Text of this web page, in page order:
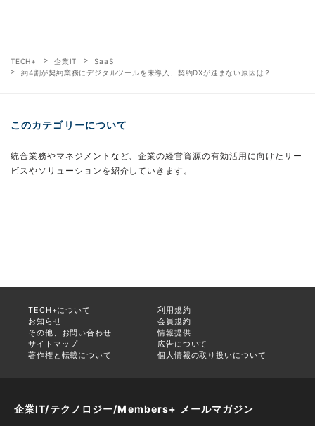
TECH+ 企業IT
SaaS
約4割が契約業務にデジタルツールを未導入、契約DXが進まない原因は？
このカテゴリーについて
統合業務やマネジメントなど、企業の経営資源の有効活用に向けたサー
ビスやソリューションを紹介していきます。
TECH+について
利用規約
お知らせ
会員規約
その他、お問い合わせ
情報提供
サイトマップ
広告について
著作権と転載について
個人情報の取り扱いについて
企業IT/テクノロジー/Members+ メールマガジン